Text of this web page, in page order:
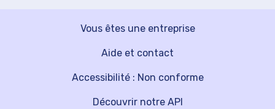
Vous êtes une entreprise
Découvrir notre API
Aide et contact
Accessibilité : Non conforme